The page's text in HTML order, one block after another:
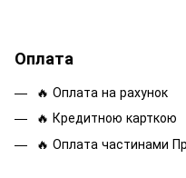
Оплата
🔥 Оплата на рахунок
🔥 Кредитною карткою
🔥 Оплата частинами